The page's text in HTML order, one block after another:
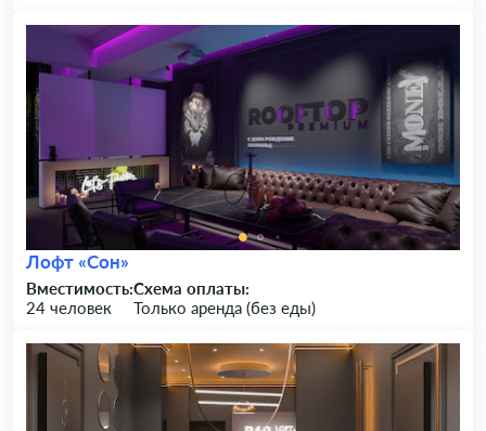
Лофт «Сон»
Вместимость:
24 человек
Схема оплаты:
Только аренда (без еды)